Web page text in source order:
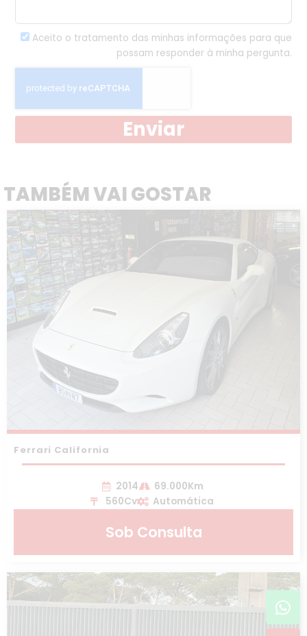
Aceito o tratamento das minhas informações para que
possam responder à minha pergunta.
Enviar
TAMBÉM VAI GOSTAR
Ferrari California
2014
69.000Km
560Cv
Automática
Sob Consulta